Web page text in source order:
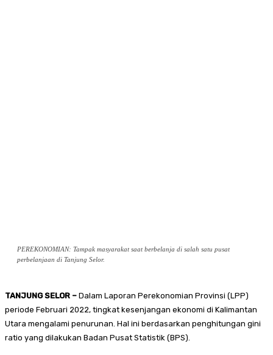
PEREKONOMIAN: Tampak masyarakat saat berbelanja di salah satu pusat
perbelanjaan di Tanjung Selor.
TANJUNG SELOR – Dalam Laporan Perekonomian Provinsi (LPP)
periode Februari 2022, tingkat kesenjangan ekonomi di Kalimantan
Utara mengalami penurunan. Hal ini berdasarkan penghitungan gini
ratio yang dilakukan Badan Pusat Statistik (BPS).